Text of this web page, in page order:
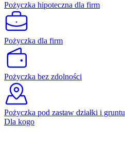
Pożyczka hipoteczna dla firm
Pożyczka dla firm
Pożyczka bez zdolności
Pożyczka pod zastaw działki i gruntu
Dla kogo